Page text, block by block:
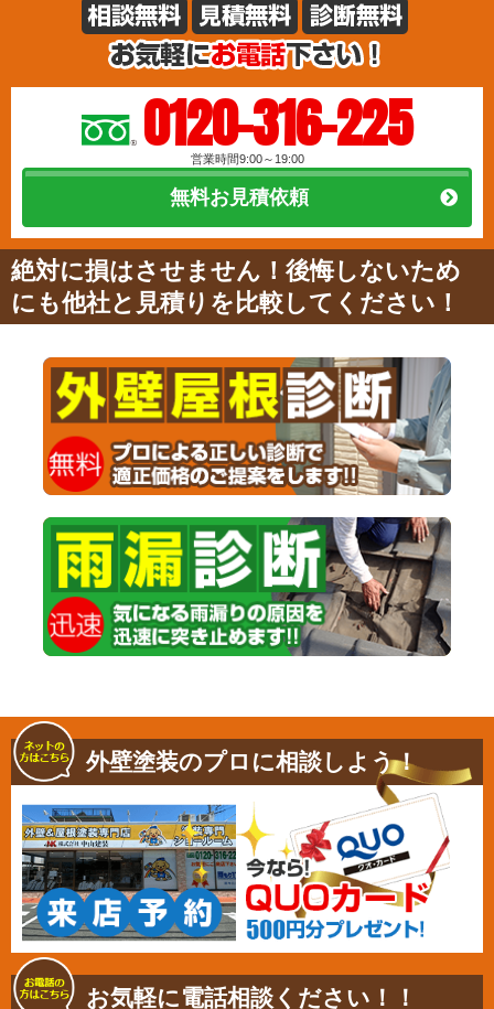
0120-316-225
営業時間9:00～19:00
無料お見積依頼
絶対に損はさせません！後悔しないため
にも他社と見積りを比較してください！
外壁塗装のプロに相談しよう！
お気軽に電話相談ください！！